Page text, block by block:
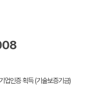
업인증 획득 (기술보증기금)
에
.
우 이의를
서비스를 계속
추적, 각종
통한 타겟 마케팅
일부 서비스의
기준) 웹